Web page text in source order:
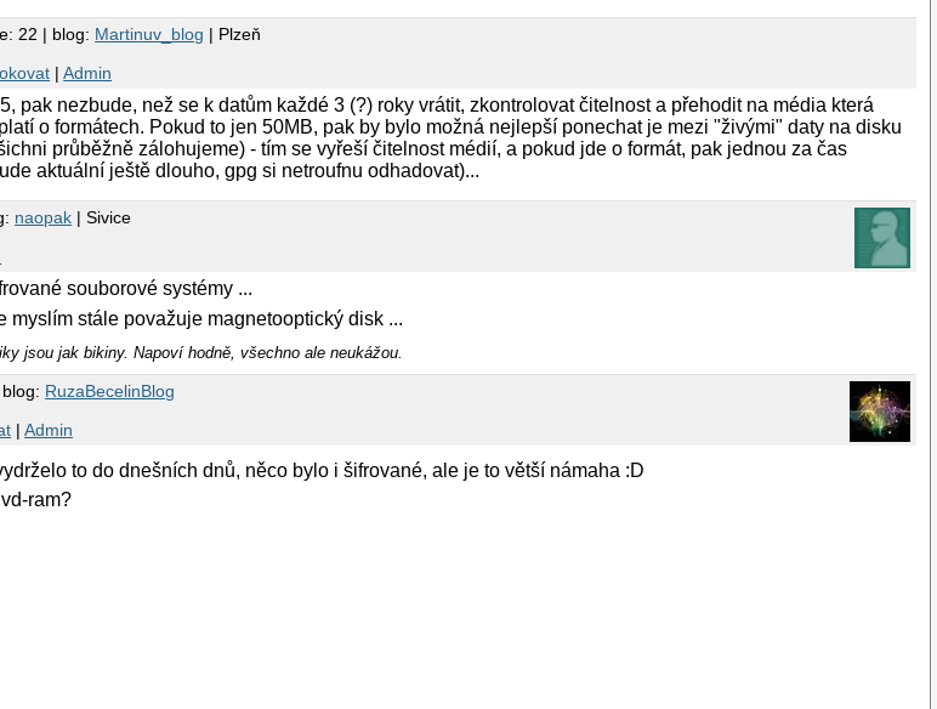
22 | blog: Martinuv_blog | Plzeň
|Admin
pak nezbude, než se k datům každé 3 (?) roky vrátit, zkontrolovat čitelnost a přehodit na média která
o formátech. Pokud to jen 50MB, pak by bylo možná nejlepší ponechat je mezi "živými" daty na disku
průběžně zálohujeme) - tím se vyřeší čitelnost médií, a pokud jde o formát, pak jednou za čas
aktuální ještě dlouho, gpg si netroufnu odhadovat)...
naopak | Sivice
souborové systémy ...
stále považuje magnetooptický disk ...
jsou jak bikiny. Napoví hodně, všechno ale neukážou.
RuzaBecelinBlog
|Admin
to do dnešních dnů, něco bylo i šifrované, ale je to větší námaha :D
ram?